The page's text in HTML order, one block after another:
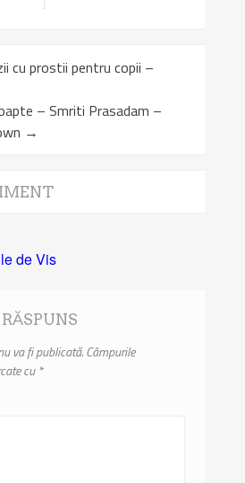
cu prostii pentru copii –
– Smriti Prasadam –
→
de Vis
va fi publicată.Câmpurile
cu*